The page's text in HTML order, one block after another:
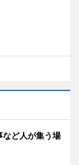
ど人が集う場